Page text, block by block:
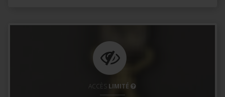
ACCÈS LIMITÉ